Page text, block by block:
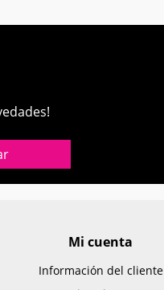
Mi cuenta
Información del cliente